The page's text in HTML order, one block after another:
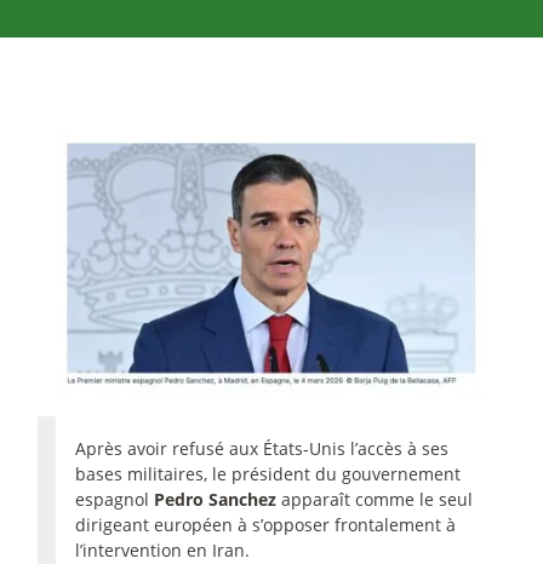
Après avoir refusé aux États-Unis l’accès à ses
bases militaires, le président du gouvernement
espagnol Pedro Sanchez apparaît comme le seul
dirigeant européen à s’opposer frontalement à
l’intervention en Iran.